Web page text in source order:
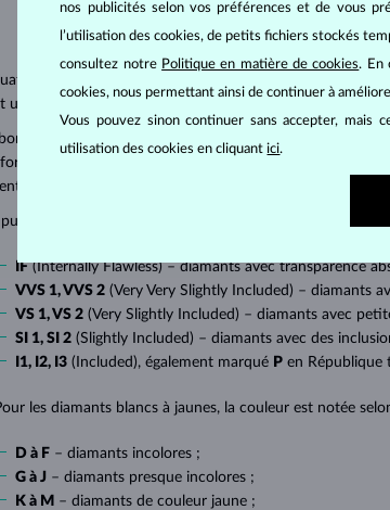
et de la certification des
un impact majeur sur le prix d’un diamant.
taille donne au diamant son éclat brillant. La
formes dites fantaisies, telles que la marquise,
populaire sur
pureté de diamant est déterminée par la quantité, la
IF (Internally Flawless) – diamants avec transparence
VVS 1, VVS 2 (Very Very Slightly Included) – diamants
VS 1, VS 2 (Very Slightly Included) – diamants avec
SI 1, SI 2 (Slightly Included) – diamants avec des
I1, I2, I3 (Included), également marqué P en République
les diamants blancs à jaunes, la couleur est notée
D à F – diamants incolores ;
G à J – diamants presque incolores ;
K à M – diamants de couleur jaune ;
nos publicités selon vos préférences et de vous
l’utilisation des cookies, de petits fichiers stockés
consultez notre Politique en matière de cookies. En
cookies, nous permettant ainsi de continuer à
Vous pouvez sinon continuer sans accepter, mais
utilisation des cookies en cliquantici.